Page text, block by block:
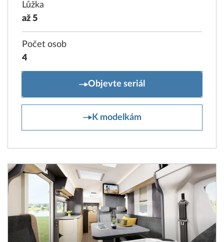
Lůžka
až 5
Počet osob
4
PRESTIGE T
Objevte seriál
K modelkám
PRESTIGE T